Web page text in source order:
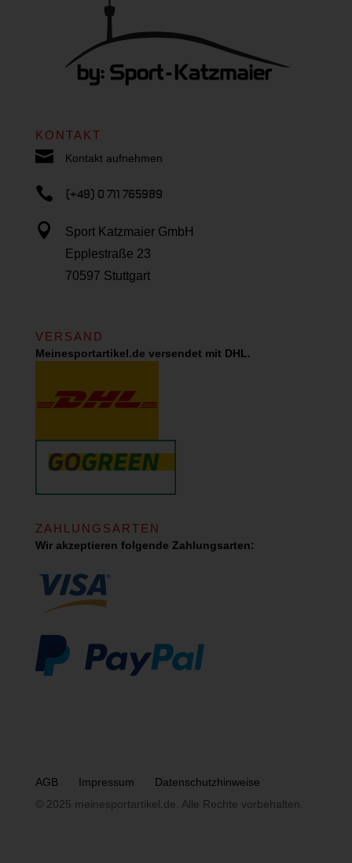
KONTAKT
 Kontakt aufnehmen
 (+49) 0 711 765989

Sport Katzmaier GmbH
Epplestraße 23
70597 Stuttgart
VERSAND
Meinesportartikel.de versendet mit DHL.
ZAHLUNGSARTEN
Wir akzeptieren folgende Zahlungsarten:
AGB Impressum
Datenschutzhinweise
© 2025 meinesportartikel.de. Alle Rechte vorbehalten.